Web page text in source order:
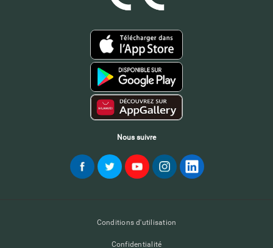
Nous suivre
Conditions d'utilisation
Confidentialité